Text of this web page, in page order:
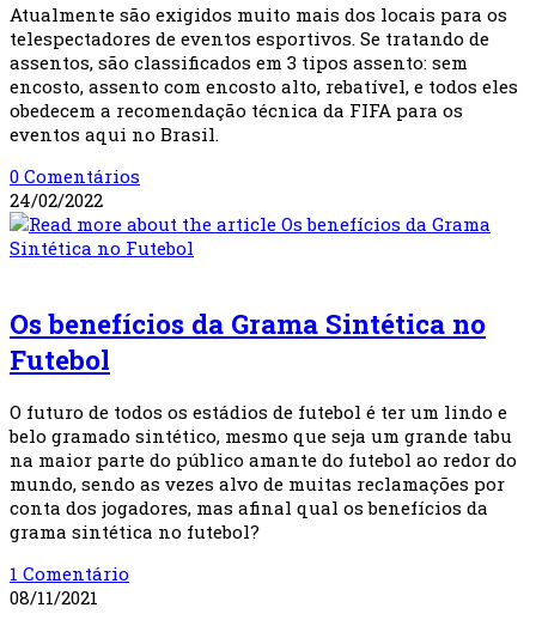
Atualmente são exigidos muito mais dos locais para os
telespectadores de eventos esportivos. Se tratando de
assentos, são classificados em 3 tipos assento: sem
encosto, assento com encosto alto, rebatível, e todos eles
obedecem a recomendação técnica da FIFA para os
eventos aqui no Brasil.
0 Comentários
24/02/2022
Os benefícios da Grama Sintética no
Futebol
O futuro de todos os estádios de futebol é ter um lindo e
belo gramado sintético, mesmo que seja um grande tabu
na maior parte do público amante do futebol ao redor do
mundo, sendo as vezes alvo de muitas reclamações por
conta dos jogadores, mas afinal qual os benefícios da
grama sintética no futebol?
1 Comentário
08/11/2021